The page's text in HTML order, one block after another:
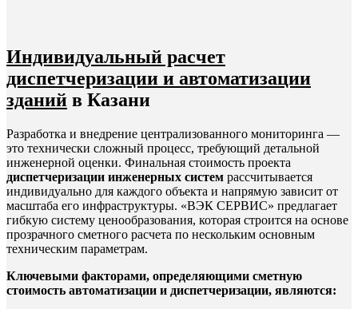
Индивидуальный расчет
диспетчеризации и автоматизации
зданий в Казани
Разработка и внедрение централизованного мониторинга —
это технически сложный процесс, требующий детальной
инженерной оценки. Финальная стоимость проекта
диспетчеризации инженерных систем рассчитывается
индивидуально для каждого объекта и напрямую зависит от
масштаба его инфраструктуры. «ВЭК СЕРВИС» предлагает
гибкую систему ценообразования, которая строится на основе
прозрачного сметного расчета по нескольким основным
техническим параметрам.
Ключевыми факторами, определяющими сметную
стоимость автоматизации и диспетчеризации, являются: